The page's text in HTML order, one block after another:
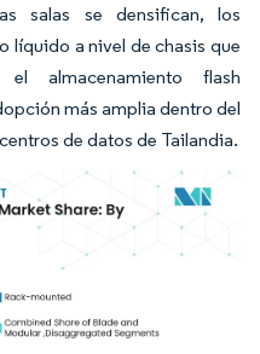
salas se densifican, los
líquido a nivel de chasis que
almacenamiento flash
más amplia dentro del
de datos de Tailandia.